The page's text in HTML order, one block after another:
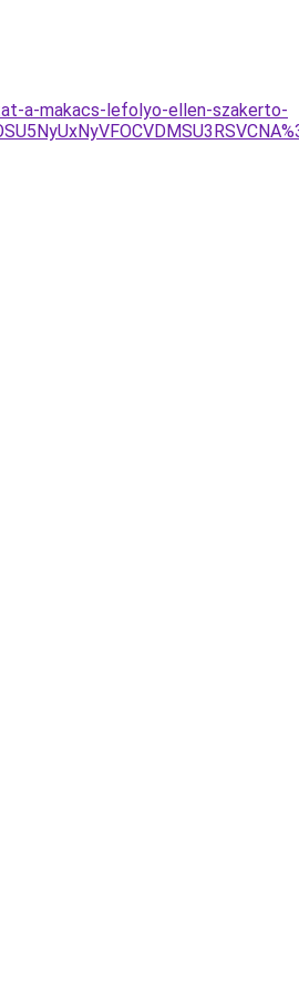
a-makacs-lefolyo-ellen-szakerto-